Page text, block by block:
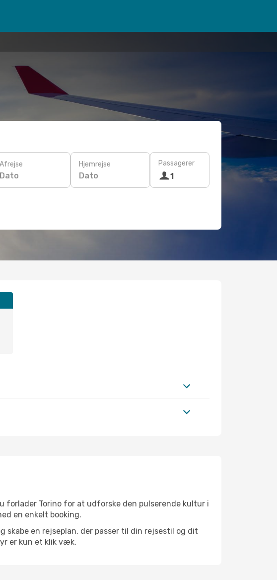
Afrejse
Dato
Hjemrejse
Dato
Passagerer
1
forlader Torino for at udforske den pulserende kultur i
en enkelt booking.
skabe en rejseplan, der passer til din rejsestil og dit
er kun et klik væk.